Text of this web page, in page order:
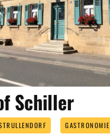
Schiller
GASTRONOMIE